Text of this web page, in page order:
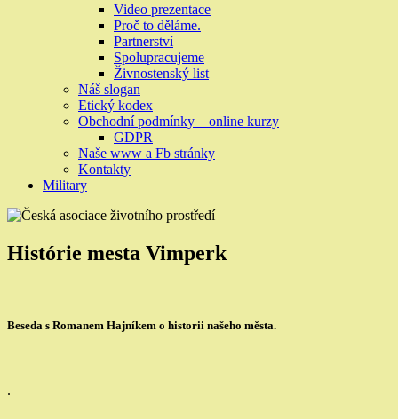
Video prezentace
Proč to děláme.
Partnerství
Spolupracujeme
Živnostenský list
Náš slogan
Etický kodex
Obchodní podmínky – online kurzy
GDPR
Naše www a Fb stránky
Kontakty
Military
Histórie mesta Vimperk
Beseda s Romanem Hajníkem o historii našeho města.
.